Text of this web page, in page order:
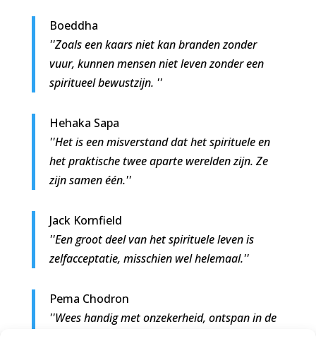
Boeddha
''Zoals een kaars niet kan branden zonder
vuur, kunnen mensen niet leven zonder een
spiritueel bewustzijn. ''
Hehaka Sapa
''Het is een misverstand dat het spirituele en
het praktische twee aparte werelden zijn. Ze
zijn samen één.''
Jack Kornfield
''Een groot deel van het spirituele leven is
zelfacceptatie, misschien wel helemaal.''
Pema Chodron
''Wees handig met onzekerheid, ontspan in de